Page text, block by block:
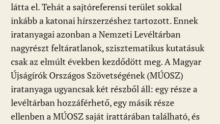
látta el. Tehát a sajtóreferensi terület sokkal
inkább a katonai hírszerzéshez tartozott. Ennek
iratanyagai azonban a Nemzeti Levéltárban
nagyrészt feltáratlanok, szisztematikus kutatásuk
csak az elmúlt években kezdődött meg. A Magyar
Újságírók Országos Szövetségének (MÚOSZ)
iratanyaga ugyancsak két részből áll: egy része a
levéltárban hozzáférhető, egy másik része
ellenben a MÚOSZ saját irattárában található, és